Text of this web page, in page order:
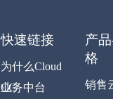
快速链接
为什么Cloud
CC
业务中台
产
格
销售